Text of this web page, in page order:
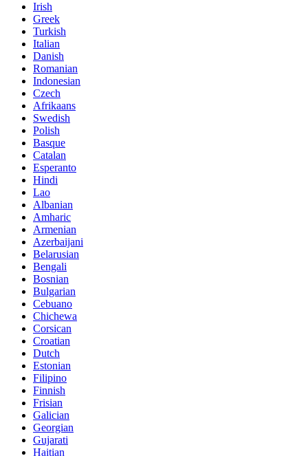
Irish
Greek
Turkish
Italian
Danish
Romanian
Indonesian
Czech
Afrikaans
Swedish
Polish
Basque
Catalan
Esperanto
Hindi
Lao
Albanian
Amharic
Armenian
Azerbaijani
Belarusian
Bengali
Bosnian
Bulgarian
Cebuano
Chichewa
Corsican
Croatian
Dutch
Estonian
Filipino
Finnish
Frisian
Galician
Georgian
Gujarati
Haitian